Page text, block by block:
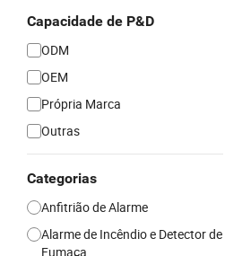
Capacidade de P&D
ODM
OEM
Própria Marca
Outras
Categorias
Anfitrião de Alarme
Alarme de Incêndio e Detector de
Fumaça